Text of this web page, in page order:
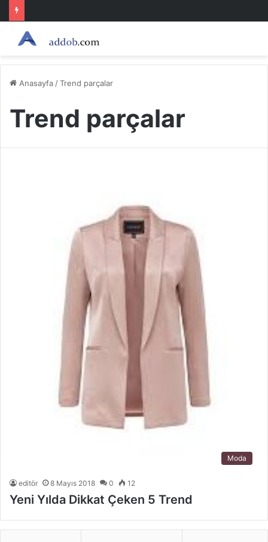
Anasayfa /Trend parçalar
Trend parçalar
Moda
editör 8 Mayıs 2018 0 12
Yeni Yılda Dikkat Çeken 5 Trend